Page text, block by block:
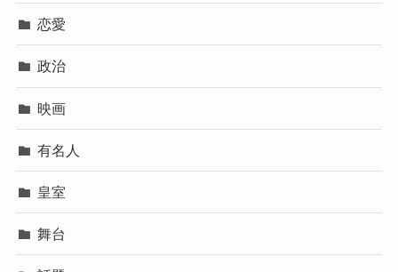
恋愛
政治
映画
有名人
皇室
舞台